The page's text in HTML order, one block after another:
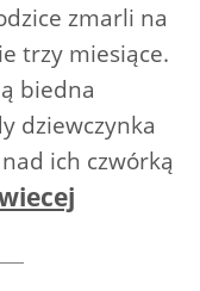
zmarli na
trzy miesiące.
biedna
dziewczynka
ich czwórką